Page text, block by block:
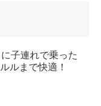
子連れで乗った
ルまで快適！